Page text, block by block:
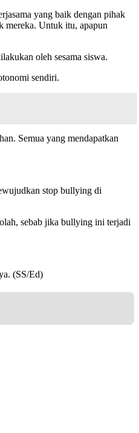
yang baik dengan pihak
mereka. Untuk itu, apapun
oleh sesama siswa.
sendiri.
Semua yang mendapatkan
stop bullying di
sebab jika bullying ini terjadi
(SS/Ed)